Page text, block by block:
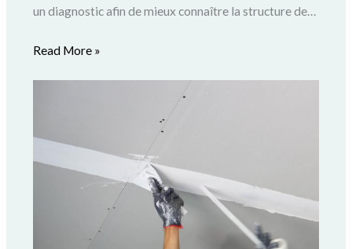
un diagnostic afin de mieux connaître la structure de…
Read More »